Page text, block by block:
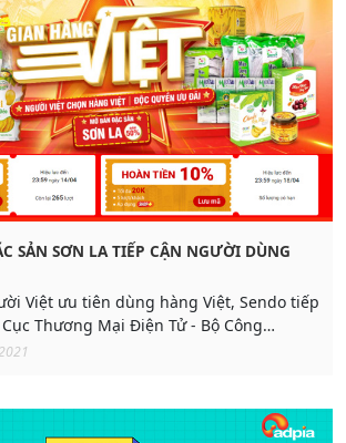
SẢN SƠN LA TIẾP CẬN NGƯỜI DÙNG
Việt ưu tiên dùng hàng Việt, Sendo tiếp
Thương Mại Điện Tử - Bộ Công